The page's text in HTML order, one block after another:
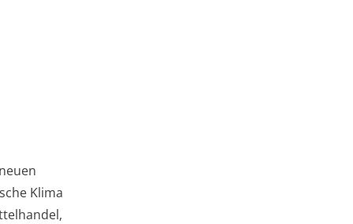
Klima